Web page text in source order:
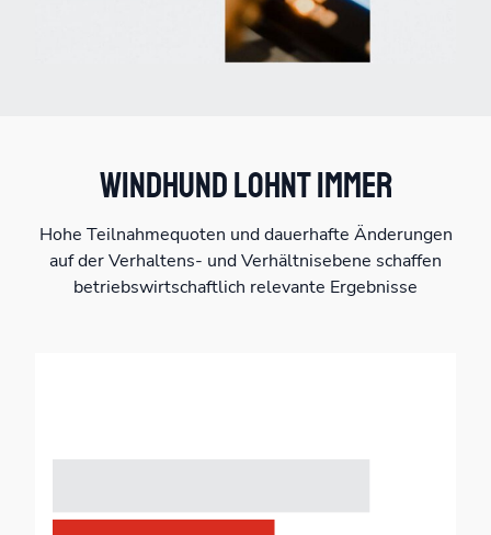
WINDHUND LOHNT IMMER
Hohe Teilnahmequoten und dauerhafte Änderungen
auf der Verhaltens- und Verhältnisebene schaffen
betriebswirtschaftlich relevante Ergebnisse